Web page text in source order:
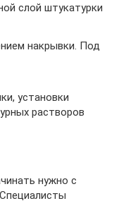
слой штукатурки
накрывки. Под
установки
растворов
нужно с